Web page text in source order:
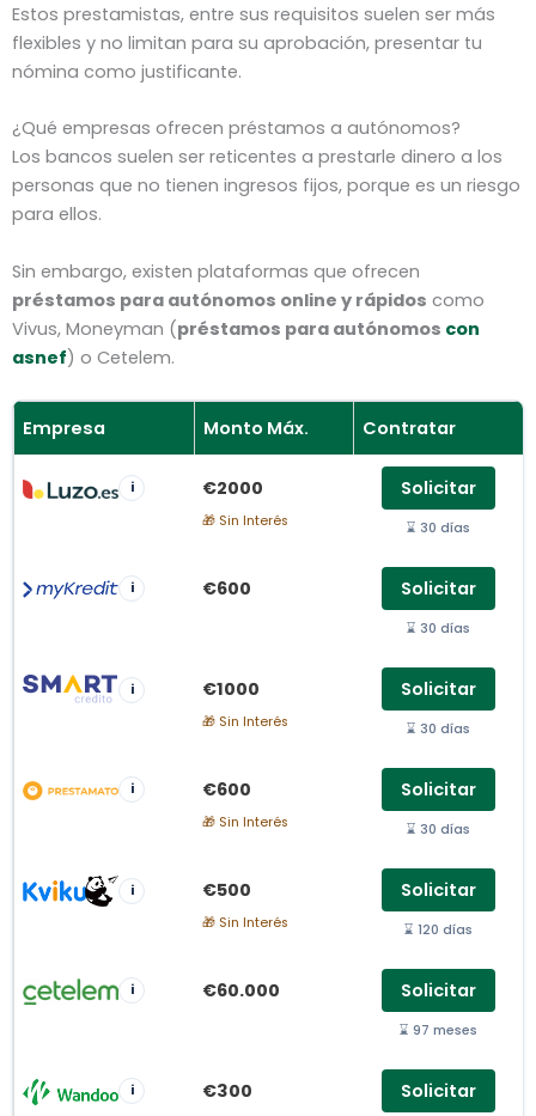
Estos prestamistas, entre sus requisitos suelen ser más
flexibles y no limitan para su aprobación, presentar tu
nómina como justificante.
¿Qué empresas ofrecen préstamos a autónomos?
Los bancos suelen ser reticentes a prestarle dinero a los
personas que no tienen ingresos fijos, porque es un riesgo
para ellos.
Sin embargo, existen plataformas que ofrecen
préstamos para autónomos online y rápidos como
Vivus, Moneyman (préstamos para autónomos con
asnef) o Cetelem.
Empresa Monto Máx. Contratar
i €2000
🎁 Sin Interés
Solicitar
⌛ 30 días
i €600 Solicitar
⌛ 30 días
i €1000
🎁 Sin Interés
Solicitar
⌛ 30 días
i €600
🎁 Sin Interés
Solicitar
⌛ 30 días
i €500
🎁 Sin Interés
Solicitar
⌛ 120 días
i €60.000 Solicitar
⌛ 97 meses
i €300 Solicitar